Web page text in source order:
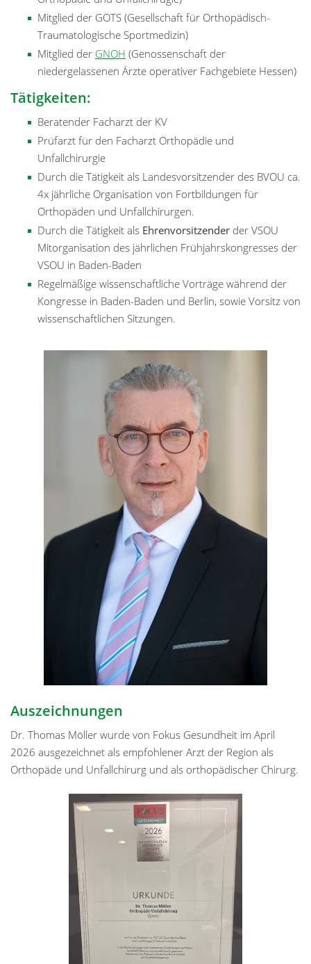
Mitglied der GOTS (Gesellschaft für Orthopädisch-
Traumatologische Sportmedizin)
Mitglied der GNOH (Genossenschaft der
niedergelassenen Ärzte operativer Fachgebiete Hessen)
Tätigkeiten:
Beratender Facharzt der KV
Prüfarzt für den Facharzt Orthopädie und
Unfallchirurgie
Durch die Tätigkeit als Landesvorsitzender des BVOU ca.
4x jährliche Organisation von Fortbildungen für
Orthopäden und Unfallchirurgen.
Durch die Tätigkeit als Ehrenvorsitzender der VSOU
Mitorganisation des jährlichen Frühjahrskongresses der
VSOU in Baden-Baden
Regelmäßige wissenschaftliche Vorträge während der
Kongresse in Baden-Baden und Berlin, sowie Vorsitz von
wissenschaftlichen Sitzungen.
Auszeichnungen
Dr. Thomas Möller wurde von Fokus Gesundheit im April
2026 ausgezeichnet als empfohlener Arzt der Region als
Orthopäde und Unfallchirurg und als orthopädischer Chirurg.